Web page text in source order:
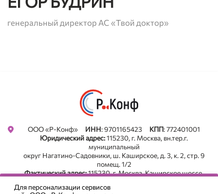
генеральный директор АС «Твой доктор»
ООО «Р-Конф» ИНН: 9701165423 КПП: 772401001
Юридический адрес:115230, г. Москва, вн.тер.г.
муниципальный
округ Нагатино-Садовники, ш. Каширское, д. 3, к. 2, стр. 9
помещ. 1/2
Фактический адрес:115230, г. Москва, Каширское шоссе,
Все новости в Телеграм. Подписаться
Для персонализации сервисов